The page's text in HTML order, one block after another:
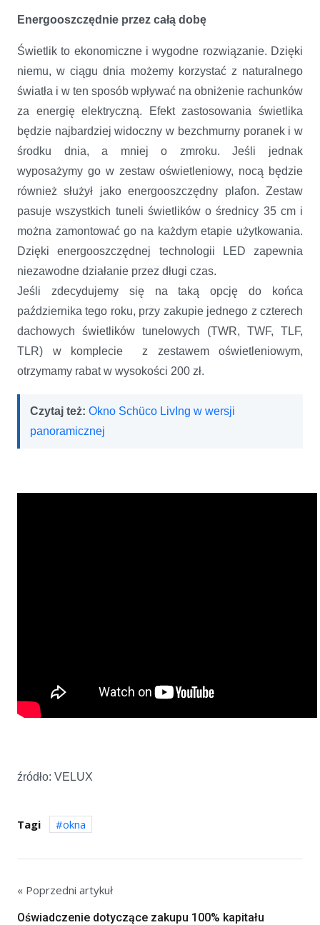
Energooszczędnie przez całą dobę
Świetlik to ekonomiczne i wygodne rozwiązanie. Dzięki
niemu, w ciągu dnia możemy korzystać z naturalnego
światła i w ten sposób wpływać na obniżenie rachunków
za energię elektryczną. Efekt zastosowania świetlika
będzie najbardziej widoczny w bezchmurny poranek i w
środku dnia, a mniej o zmroku. Jeśli jednak
wyposażymy go w zestaw oświetleniowy, nocą będzie
również służył jako energooszczędny plafon. Zestaw
pasuje wszystkich tuneli świetlików o średnicy 35 cm i
można zamontować go na każdym etapie użytkowania.
Dzięki energooszczędnej technologii LED zapewnia
niezawodne działanie przez długi czas.
Jeśli zdecydujemy się na taką opcję do końca
października tego roku, przy zakupie jednego z czterech
dachowych świetlików tunelowych (TWR, TWF, TLF,
TLR) w komplecie z zestawem oświetleniowym,
otrzymamy rabat w wysokości 200 zł.
Czytaj też: Okno Schüco LivIng w wersji
panoramicznej
źródło: VELUX
Tagi okna
« Poprzedni artykuł
Oświadczenie dotyczące zakupu 100% kapitału